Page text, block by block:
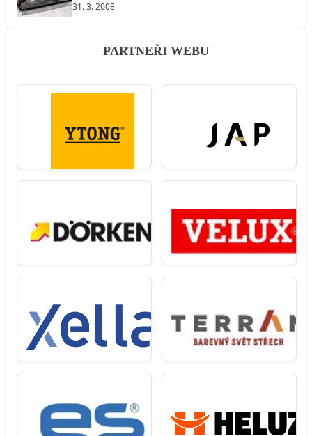
31. 3. 2008
PARTNEŘI WEBU